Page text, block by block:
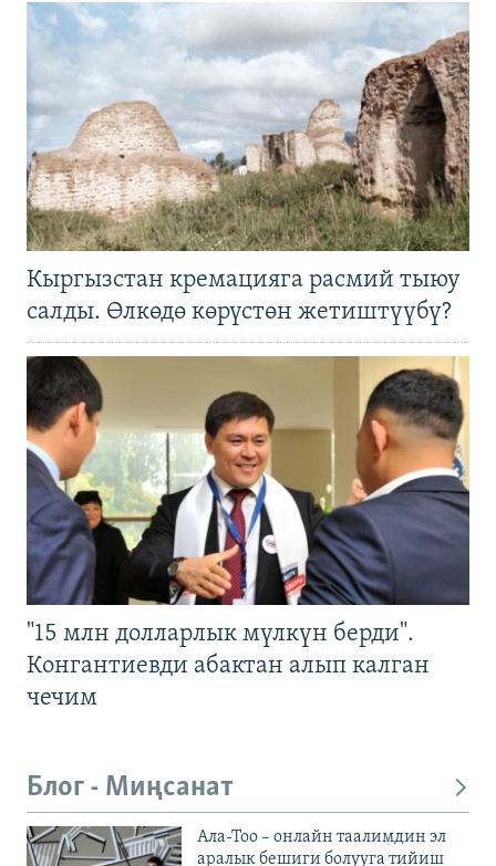
Кыргызстан кремацияга расмий тыюу
салды. Өлкөдө көрүстөн жетиштүүбү?
"15 млн долларлык мүлкүн берди".
Конгантиевди абактан алып калган
чечим
Блог - Миңсанат
Ала-Тоо – онлайн таалимдин эл
аралык бешиги болууга тийиш